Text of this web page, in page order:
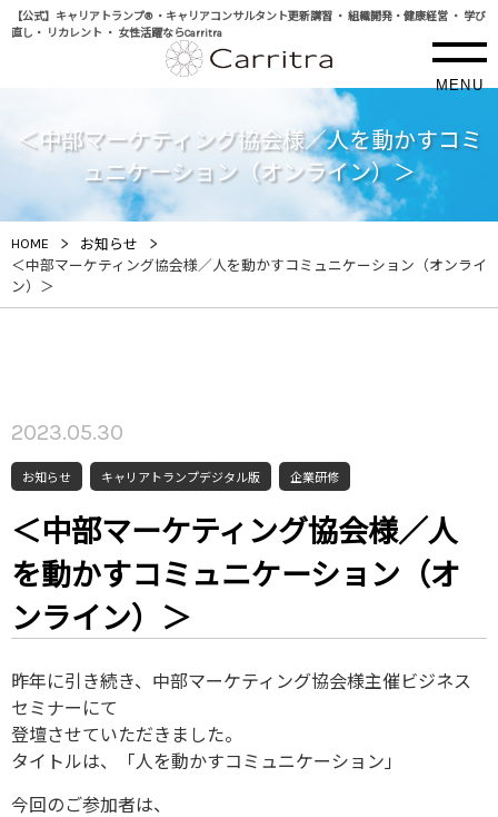
【公式】キャリアトランプ® ・キャリアコンサルタント更新講習 ・ 組織開発・健康経営 ・ 学び
直し・ リカレント ・ 女性活躍ならCarritra
MENU
＜中部マーケティング協会様／人を動かすコミ
ュニケーション（オンライン）＞
HOME > お知らせ >
＜中部マーケティング協会様／人を動かすコミュニケーション（オンライ
ン）＞
2023.05.30
お知らせ キャリアトランプデジタル版 企業研修
＜中部マーケティング協会様／人
を動かすコミュニケーション（オ
ンライン）＞
昨年に引き続き、中部マーケティング協会様主催ビジネス
セミナーにて
登壇させていただきました。
タイトルは、「人を動かすコミュニケーション」
今回のご参加者は、